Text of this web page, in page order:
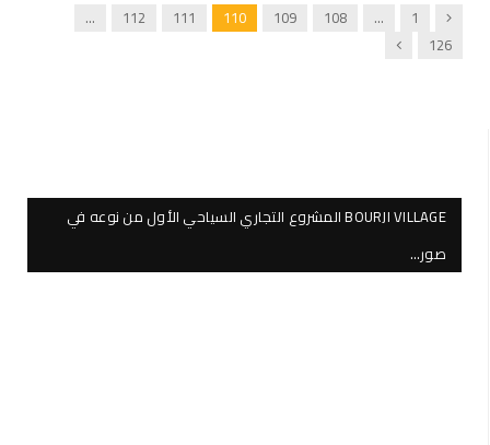
Previous
1
…
108
109
110
111
112
…
126
Next
BOURJI VILLAGE المشروع التجاري السياحي الأول من نوعه في
صور…